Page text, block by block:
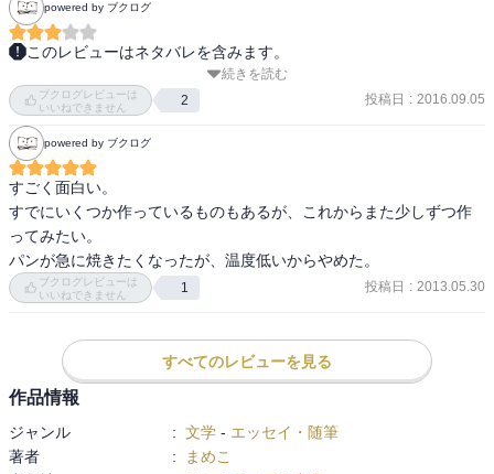
powered by ブクログ
このレビューはネタバレを含みます。
「いつもは買っているものをおうちで手作りしよう！」がテーマの
かわいい漫画でストーリーが進みつつ、間にカラー写真と優しい色
調のレシピが挟まっている形式なので、見るだけでもわくわくほの
ぼの楽しめる手作り料理本。とは言え、べっこう飴を皮切りに、は
んぺんやこんにゃく、はては燻製まで作っちゃう、思ったより本格
的な内容でした。お料理と言うより素材作りの感がありますが、わ
くわくしながら手作りを楽しみたい方にはお勧めです。
続きを読む
ブクログレビューは
いいねできません
2 投稿日 : 2016.09.05
powered by ブクログ
すごく面白い。
すでにいくつか作っているものもあるが、これからまた少しずつ作
ってみたい。
パンが急に焼きたくなったが、温度低いからやめた。
ブクログレビューは
いいねできません
1 投稿日 : 2013.05.30
すべてのレビューを見る
作品情報
ジャンル : 文学 - エッセイ・随筆
著者
:
まめこ